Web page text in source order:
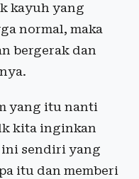
kayuh yang
normal, maka
bergerak dan
yang itu nanti
kita inginkan
sendiri yang
itu dan memberi